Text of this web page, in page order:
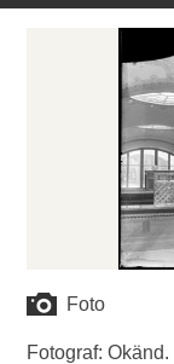
Foto
Fotograf: Okänd.